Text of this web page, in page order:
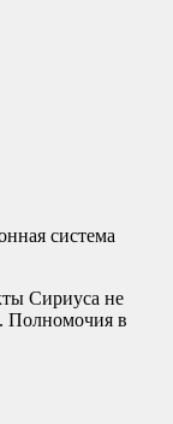
система
Сириуса не
Полномочия в